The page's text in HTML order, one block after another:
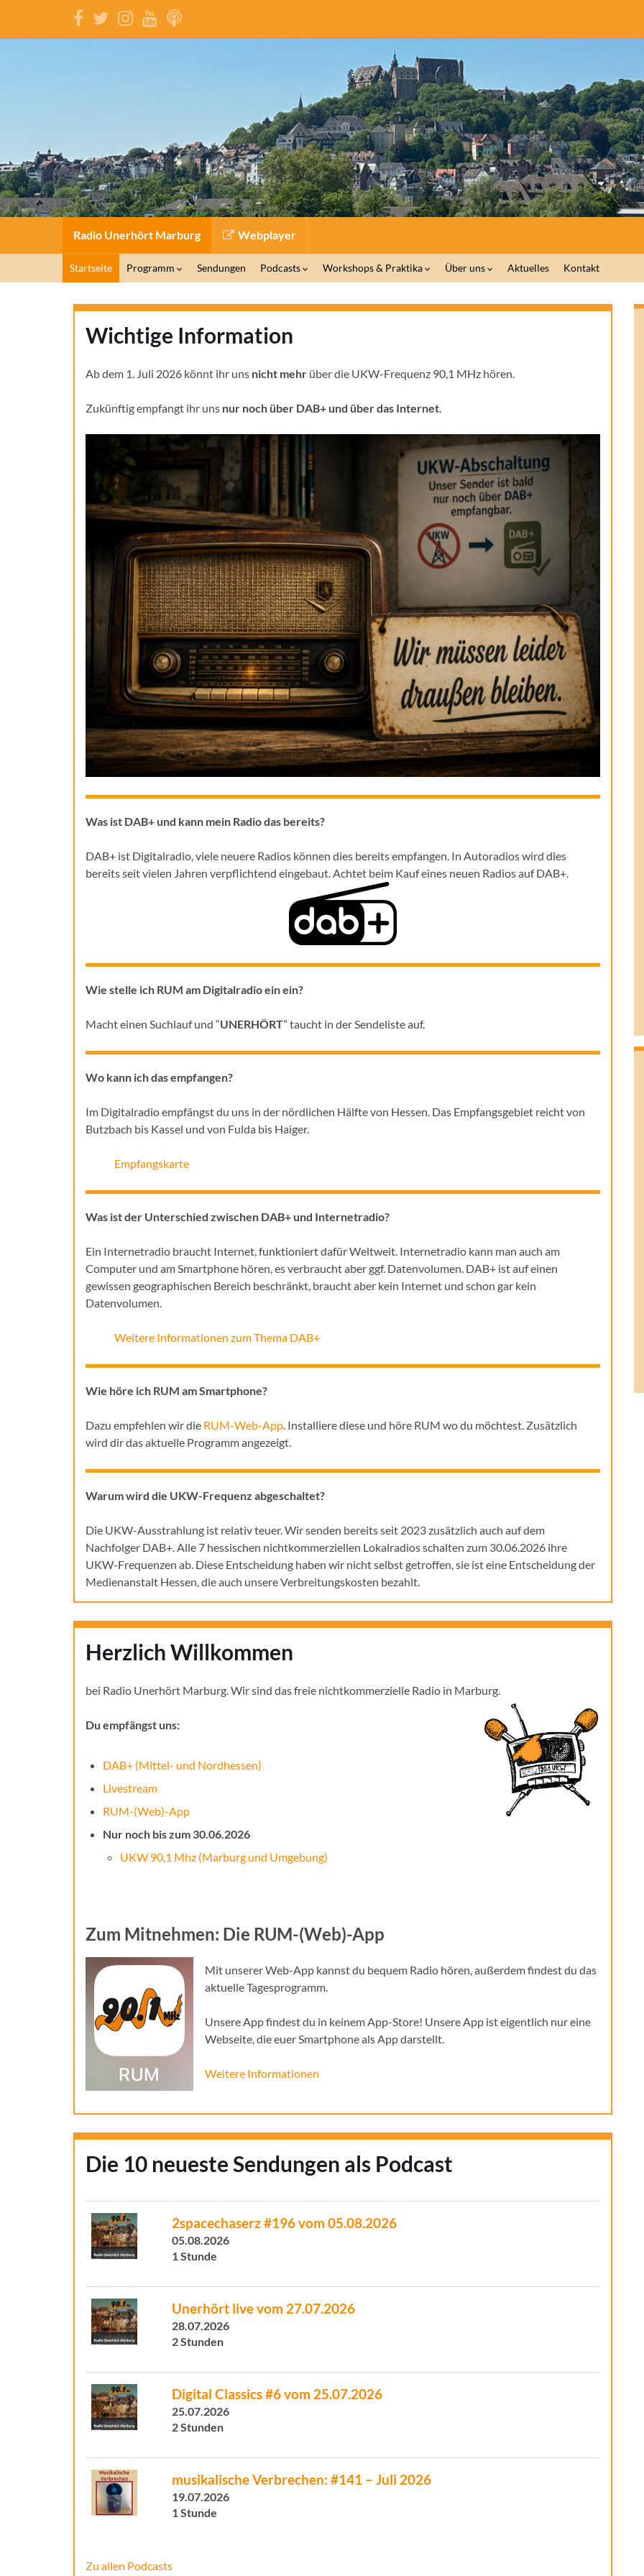
Radio Unerhört Marburg Webplayer
Startseite Programm Sendungen Podcasts Workshops & Praktika Über uns Aktuelles Kontakt
Wichtige Information
Ab dem 1. Juli 2026 könnt ihr uns nicht mehr über die UKW-Frequenz 90,1 MHz hören.
Zukünftig empfangt ihr uns nur noch über DAB+ und über das Internet
Was ist DAB+ und kann mein Radio das bereits?
DAB+ ist Digitalradio, viele neuere Radios können dies bereits empfangen. In Autoradios wird dies
bereits seit vielen Jahren verpflichtend eingebaut. Achtet beim Kauf eines neuen Radios auf DAB+.
Wie stelle ich RUM am Digitalradio ein ein?
Macht einen Suchlauf und “UNERHÖRT” taucht in der Sendeliste auf.
Wo kann ich das empfangen?
Im Digitalradio empfängst du uns in der nördlichen Hälfte von Hessen. Das Empfangsgebiet reicht von
Butzbach bis Kassel und von Fulda bis Haiger.
Empfangskarte
Was ist der Unterschied zwischen DAB+ und Internetradio?
Ein Internetradio braucht Internet, funktioniert dafür Weltweit. Internetradio kann man auch am
Computer und am Smartphone hören, es verbraucht aber ggf. Datenvolumen. DAB+ ist auf einen
gewissen geographischen Bereich beschränkt, braucht aber kein Internet und schon gar kein
Datenvolumen.
Weitere Informationen zum Thema DAB+
Wie höre ich RUM am Smartphone?
Dazu empfehlen wir die RUM-Web-App. Installiere diese und höre RUM wo du möchtest. Zusätzlich
wird dir das aktuelle Programm angezeigt.
Warum wird die UKW-Frequenz abgeschaltet?
Die UKW-Ausstrahlung ist relativ teuer. Wir senden bereits seit 2023 zusätzlich auch auf dem
Nachfolger DAB+. Alle 7 hessischen nichtkommerziellen Lokalradios schalten zum 30.06.2026 ihre
UKW-Frequenzen ab. Diese Entscheidung haben wir nicht selbst getroffen, sie ist eine Entscheidung der
Medienanstalt Hessen, die auch unsere Verbreitungskosten bezahlt.
Herzlich Willkommen
bei Radio Unerhört Marburg. Wir sind das freie nichtkommerzielle Radio in Marburg.
Du empfängst uns:
DAB+ (Mittel- und Nordhessen)
Livestream
RUM-(Web)-App
Nur noch bis zum 30.06.2026
UKW 90,1 Mhz (Marburg und Umgebung)
Zum Mitnehmen: Die RUM-(Web)-App
Mit unserer Web-App kannst du bequem Radio hören, außerdem findest du das
aktuelle Tagesprogramm.
Unsere App findest du in keinem App-Store! Unsere App ist eigentlich nur eine
Webseite, die euer Smartphone als App darstellt.
Weitere Informationen
Die 10 neueste Sendungen als Podcast
2spacechaserz #196 vom 05.08.2026
05.08.2026
1 Stunde
Unerhört live vom 27.07.2026
28.07.2026
2 Stunden
Digital Classics #6 vom 25.07.2026
25.07.2026
2 Stunden
musikalische Verbrechen: #141 – Juli 2026
19.07.2026
1 Stunde
Zu allen Podcasts